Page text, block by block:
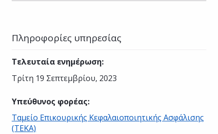
Πληροφορίες υπηρεσίας
Τελευταία ενημέρωση:
Τρίτη 19 Σεπτεμβρίου, 2023
Υπεύθυνος φορέας:
Ταμείο Επικουρικής Κεφαλαιοποιητικής Ασφάλισης
(ΤΕΚΑ)